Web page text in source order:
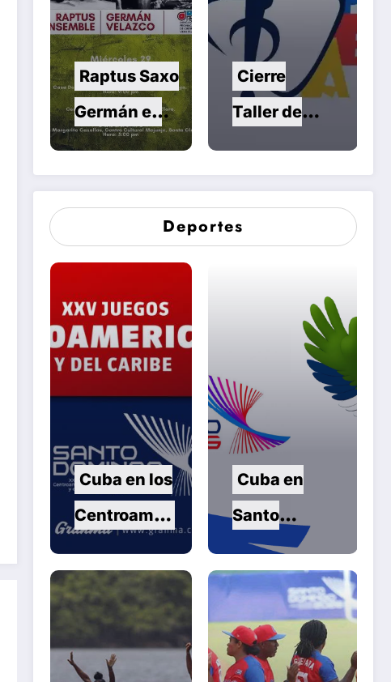
Raptus Saxo
Germán en
Conciertos
Cierre
Taller de
Danza en
Deportes
Cuba en los
Centroameri
canos en la
jornada de
este martes
Cuba en
Santo
Domingo
2026:
Séptima
jornada de